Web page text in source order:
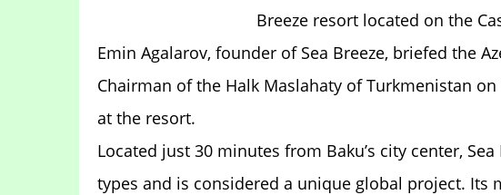
Breeze resort located on the
Emin Agalarov, founder of Sea Breeze, briefed the
Chairman of the Halk Maslahaty of Turkmenistan
at the resort.
Located just 30 minutes from Baku’s city center,
types and is considered a unique global project. Its